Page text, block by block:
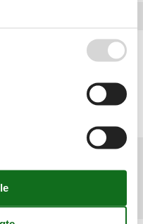
Privat sommerhus Agger